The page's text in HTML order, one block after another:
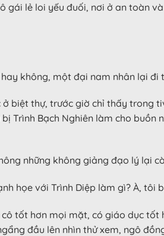
lẻ loi yếu đuối, nơi ở an toàn
không, một đại nam nhân lại
biệt thự, trước giờ chỉ thấy trong
Trình Bạch Nghiên làm cho
những không giảng đạo lý lại
họe với Trình Diệp làm gì? À, tôi
tốt hơn mọi mặt, có giáo dục
đầu lên nhìn thử xem, ngô